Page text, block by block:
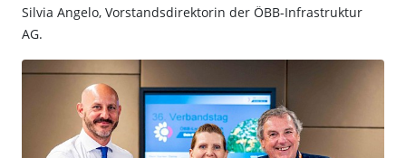
Silvia Angelo, Vorstandsdirektorin der ÖBB-Infrastruktur
AG.